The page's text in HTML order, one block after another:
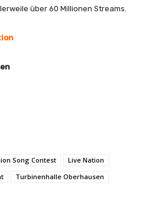
über 60 Millionen Streams.
Song Contest
Live Nation
Turbinenhalle Oberhausen